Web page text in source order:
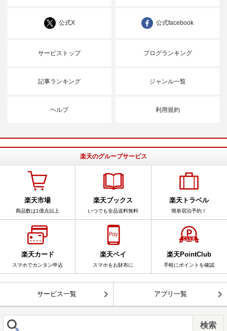
公式X 公式facebook
サービストップ ブログランキング
記事ランキング ジャンル一覧
ヘルプ 利用規約
楽天のグループサービス
楽天市場
商品数は1億点以上
楽天ブックス
いつでも全品送料無料
楽天トラベル
簡単宿泊予約！
楽天カード
スマホでカンタン申込
楽天ペイ
スマホをお財布に
楽天PointClub
手軽にポイントを確認
サービス一覧 アプリ一覧